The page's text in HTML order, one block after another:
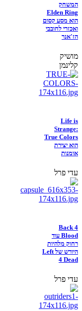
המשחק
Elden Ring
הוא מסע קסום
ואכזרי לחובבי
הז'אנר
מושיק
קלינמן
Life is
Strange:
True Colors
הוא יצירת
אומנות
עדי פרל
Back 4
Blood עוד
רחוק מלהיות
היורש של Left
4 Dead
עדי פרל